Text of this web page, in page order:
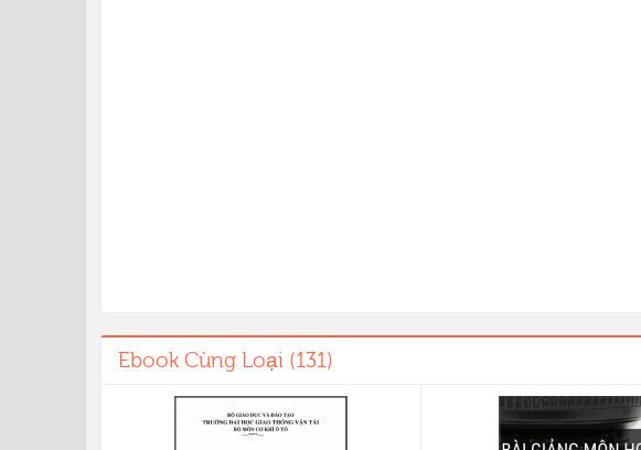
Ebook Cùng Loại (131)